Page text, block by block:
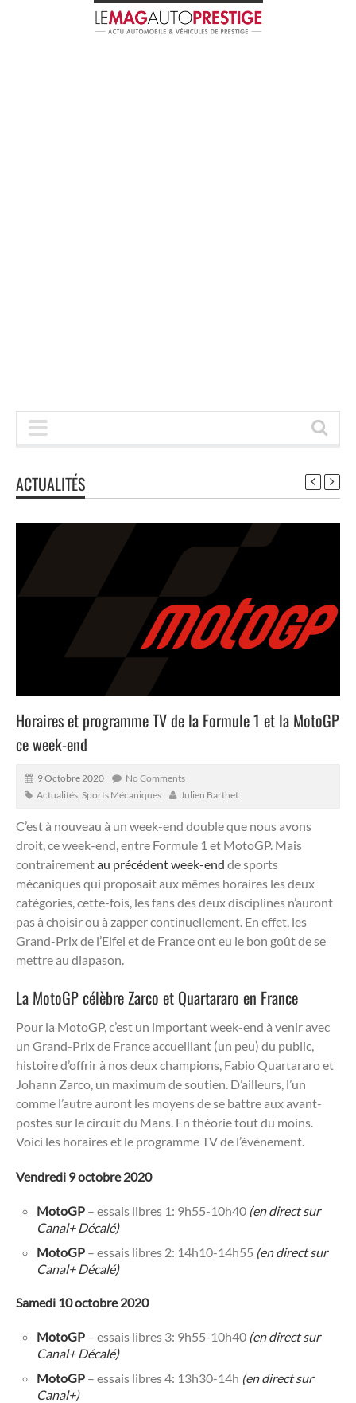
ACTUALITÉS
Horaires et programme TV de la Formule 1 et la MotoGP
ce week-end
9 Octobre 2020
No Comments
Actualités Sports Mécaniques Julien Barthet
C’est à nouveau à un week-end double que nous avons
droit, ce week-end, entre Formule 1 et MotoGP. Mais
contrairementau précédent week-end de sports
mécaniques qui proposait aux mêmes horaires les deux
catégories, cette-fois, les fans des deux disciplines n’auront
pas à choisir ou à zapper continuellement. En effet, les
Grand-Prix de l’Eifel et de France ont eu le bon goût de se
mettre au diapason.
La MotoGP célèbre Zarco et Quartararo en France
Pour la MotoGP, c’est un important week-end à venir avec
un Grand-Prix de France accueillant (un peu) du public,
histoire d’offrir à nos deux champions, Fabio Quartararo et
Johann Zarco, un maximum de soutien. D’ailleurs, l’un
comme l’autre auront les moyens de se battre aux avant-
postes sur le circuit du Mans. En théorie tout du moins.
Voici les horaires et le programme TV de l’événement.
Vendredi 9 octobre 2020
MotoGP – essais libres 1: 9h55-10h40 (en direct sur
Canal+ Décalé)
MotoGP – essais libres 2: 14h10-14h55 (en direct sur
Canal+ Décalé)
Samedi 10 octobre 2020
MotoGP – essais libres 3: 9h55-10h40 (en direct sur
Canal+ Décalé)
MotoGP – essais libres 4: 13h30-14h (en direct sur
Canal+)